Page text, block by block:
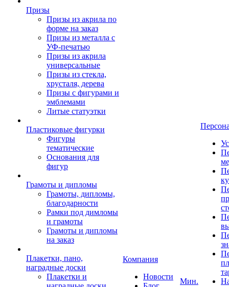
Призы
Призы из акрила по
форме на заказ
Призы из металла с
УФ-печатью
Призы из акрила
универсальные
Призы из стекла,
хрусталя, дерева
Призы с фигурами и
эмблемами
Литые статуэтки
Пластиковые фигурки
Фигуры
тематические
Основания для
фигур
Грамоты и дипломы
Грамоты, дипломы,
благодарности
Рамки под димломы
и грамоты
Грамоты и дипломы
на заказ
Плакетки, пано,
наградные доски
Плакетки и
Компания
Новости
Мин.